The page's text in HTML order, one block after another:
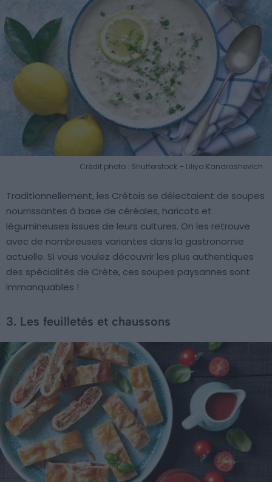
Crédit photo : Shutterstock – Liliya Kandrashevich
Traditionnellement, les Crétois se délectaient de soupes
nourrissantes à base de céréales, haricots et
légumineuses issues de leurs cultures. On les retrouve
avec de nombreuses variantes dans la gastronomie
actuelle. Si vous voulez découvrir les plus authentiques
des spécialités de Crète, ces soupes paysannes sont
immanquables !
3. Les feuilletés et chaussons